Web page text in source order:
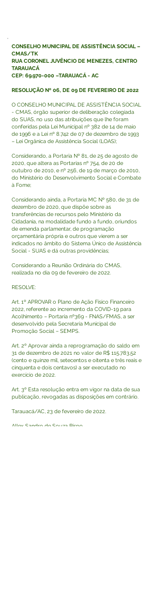
CONSELHO MUNICIPAL DE ASSISTÊNCIA SOCIAL –
CMAS/TK
RUA CORONEL JUVÊNCIO DE MENEZES, CENTRO
TARAUACÁ
CEP: 69.970-000 –TARAUACÁ - AC
RESOLUÇÃO Nº 06, DE 09 DE FEVEREIRO DE 2022
O CONSELHO MUNICIPAL DE ASSISTÊNCIA SOCIAL
- CMAS, órgão superior de deliberação colegiada
do SUAS, no uso das atribuições que lhe foram
conferidas pela Lei Municipal nº 382 de 14 de maio
de 1996 e a Lei nº 8.742 de 07 de dezembro de 1993
– Lei Orgânica de Assistência Social (LOAS);
Considerando, a Portaria Nº 81, de 25 de agosto de
2020, que altera as Portarias nº 754, de 20 de
outubro de 2010, e nº 256, de 19 de março de 2010,
do Ministério do Desenvolvimento Social e Combate
à Fome;
Considerando ainda, a Portaria MC Nº 580, de 31 de
dezembro de 2020, que dispõe sobre as
transferências de recursos pelo Ministério da
Cidadania, na modalidade fundo a fundo, oriundos
de emenda parlamentar, de programação
orçamentária própria e outros que vierem a ser
indicados no âmbito do Sistema Único de Assistência
Social - SUAS e dá outras providências;
Considerando a Reunião Ordinária do CMAS,
realizada no dia 09 de fevereiro de 2022.
RESOLVE:
Art. 1º APROVAR o Plano de Ação Físico Financeiro
2022, referente ao incremento da COVID-19 para
Acolhimento – Portaria nº369 - FNAS/FMAS, a ser
desenvolvido pela Secretaria Municipal de
Promoção Social – SEMPS.
Art. 2º Aprovar ainda a reprogramação do saldo em
31 de dezembro de 2021 no valor de R$ 115.783,52
(cento e quinze mil, setecentos e oitenta e três reais e
cinquenta e dois centavos) a ser executado no
exercício de 2022.
Art. 3º Esta resolução entra em vigor na data de sua
publicação, revogadas as disposições em contrário.
Tarauacá/AC, 23 de fevereiro de 2022.
Allex Sandro de Souza Bispo